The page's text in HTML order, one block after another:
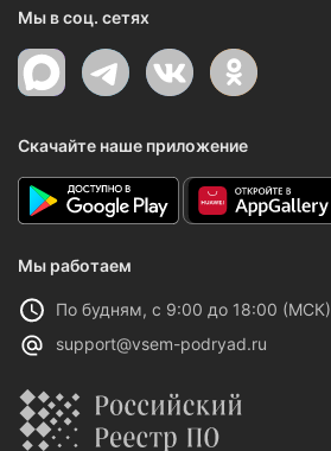
Мы в соц. сетях
Скачайте наше приложение
Мы работаем
По будням, с 9:00 до 18:00 (МСК)
support@vsem-podryad.ru